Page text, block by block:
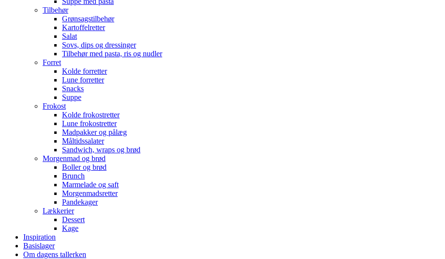
Tilbehør
Grønsagstilbehør
Kartoffelretter
Salat
Sovs, dips og dressinger
Tilbehør med pasta, ris og nudler
Forret
Kolde forretter
Lune forretter
Snacks
Suppe
Frokost
Kolde frokostretter
Lune frokostretter
Madpakker og pålæg
Måltidssalater
Sandwich, wraps og brød
Morgenmad og brød
Boller og brød
Brunch
Marmelade og saft
Morgenmadsretter
Pandekager
Lækkerier
Dessert
Kage
Inspiration
Basislager
Om dagens tallerken